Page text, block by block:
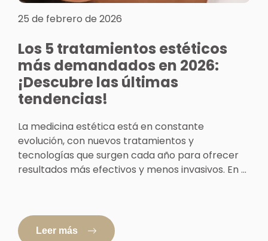
25 de febrero de 2026
Los 5 tratamientos estéticos
más demandados en 2026:
¡Descubre las últimas
tendencias!
La medicina estética está en constante
evolución, con nuevos tratamientos y
tecnologías que surgen cada año para ofrecer
resultados más efectivos y menos invasivos. En ...
Leer más